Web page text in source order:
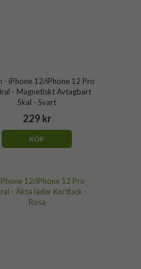
- iPhone 12/iPhone 12 Pro
- Magnetiskt Avtagbart
Skal - Svart
229 kr
KÖP